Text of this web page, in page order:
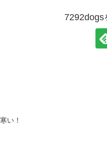
7292dogs
寒い！